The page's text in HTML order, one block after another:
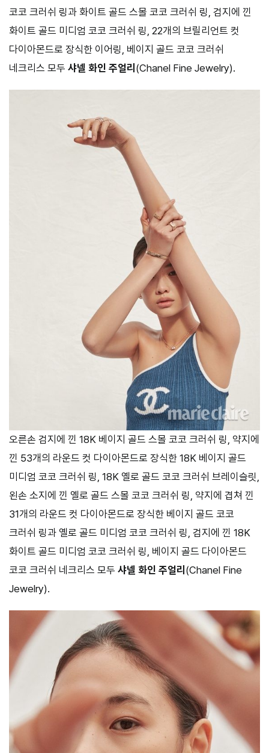
코코 크러쉬 링과 화이트 골드 스몰 코코 크러쉬 링, 검지에 낀
화이트 골드 미디엄 코코 크러쉬 링, 22개의 브릴리언트 컷
다이아몬드로 장식한 이어링, 베이지 골드 코코 크러쉬
네크리스 모두 샤넬 화인 주얼리 (Chanel Fine Jewelry).
오른손 검지에 낀 18K 베이지 골드 스몰 코코 크러쉬 링, 약지에
낀 53개의 라운드 컷 다이아몬드로 장식한 18K 베이지 골드
미디엄 코코 크러쉬 링, 18K 옐로 골드 코코 크러쉬 브레이슬릿,
왼손 소지에 낀 옐로 골드 스몰 코코 크러쉬 링, 약지에 겹쳐 낀
31개의 라운드 컷 다이아몬드로 장식한 베이지 골드 코코
크러쉬 링과 옐로 골드 미디엄 코코 크러쉬 링, 검지에 낀 18K
화이트 골드 미디엄 코코 크러쉬 링, 베이지 골드 다이아몬드
코코 크러쉬 네크리스 모두 샤넬 화인 주얼리 (Chanel Fine
Jewelry).